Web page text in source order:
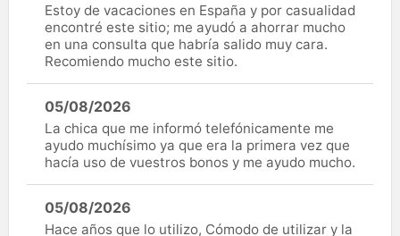
Estoy de vacaciones en España y por casualidad
encontré este sitio; me ayudó a ahorrar mucho
en una consulta que habría salido muy cara.
Recomiendo mucho este sitio.
05/08/2026
La chica que me informó telefónicamente me
ayudo muchísimo ya que era la primera vez que
hacía uso de vuestros bonos y me ayudo mucho.
05/08/2026
Hace años que lo utilizo, Cómodo de utilizar y la